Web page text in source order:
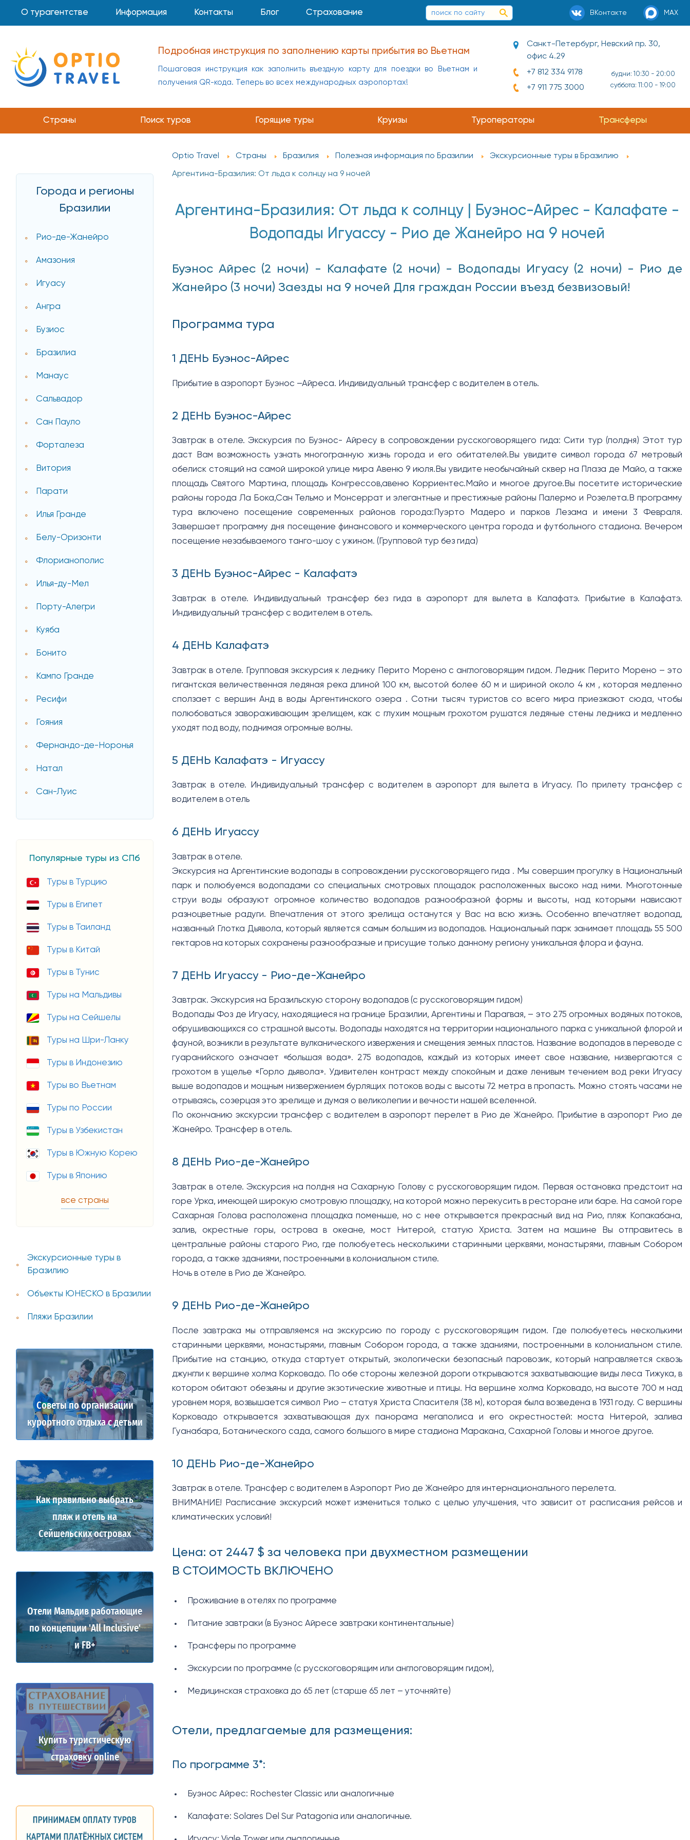
О турагентстве Информация Контакты Блог Страхование ВКонтакте MAX
Подробная инструкция по заполнению карты прибытия во Вьетнам
Пошаговая инструкция как заполнить въездную карту для поездки во Вьетнам и
получения QR-кода. Теперь во всех международных аэропортах!
Санкт-Петербург, Невский пр. 30,
офис 4.29
+7 812 334 9178
+7 911 775 3000
будни: 10:30 - 20:00
суббота: 11:00 - 19:00
Страны Поиск туров Горящие туры Круизы Туроператоры Трансферы
Города и регионы
Бразилии
Рио-де-Жанейро
Амазония
Игуасу
Ангра
Бузиос
Бразилиа
Манаус
Сальвадор
Сан Пауло
Форталеза
Витория
Парати
Илья Гранде
Белу-Оризонти
Флорианополис
Илья-ду-Мел
Порту-Алегри
Куяба
Бонито
Кампо Гранде
Ресифи
Гояния
Фернандо-де-Норонья
Натал
Сан-Луис
Популярные туры из СПб
Туры в Турцию
Туры в Египет
Туры в Таиланд
Туры в Китай
Туры в Тунис
Туры на Мальдивы
Туры на Сейшелы
Туры на Шри-Ланку
Туры в Индонезию
Туры во Вьетнам
Туры по России
Туры в Узбекистан
Туры в Южную Корею
Туры в Японию
все страны
Экскурсионные туры в
Бразилию
Объекты ЮНЕСКО в Бразилии
Пляжи Бразилии
Советы по организации
курортного отдыха с детьми
Как правильно выбрать
пляж и отель на
Сейшельских островах
Отели Мальдив работающие
по концепции 'All Inclusive'
и FB+
Купить туристическую
страховку online
Optio Travel Страны Бразилия Полезная информация по Бразилии Экскурсионные туры в Бразилию
Аргентина-Бразилия: От льда к солнцу на 9 ночей
Аргентина-Бразилия: От льда к солнцу | Буэнос-Айрес - Калафате -
Водопады Игуассу - Рио де Жанейро на 9 ночей
Буэнос Айрес (2 ночи) - Калафате (2 ночи) - Водопады Игуасу (2 ночи) - Рио де
Жанейро (3 ночи) Заезды на 9 ночей Для граждан России въезд безвизовый!
Программа тура
1 ДЕНЬ Буэнос-Айрес
Прибытие в аэропорт Буэнос –Айреса. Индивидуальный трансфер с водителем в отель.
2 ДЕНЬ Буэнос-Айрес
Завтрак в отеле. Экскурсия по Буэнос- Айресу в сопровождении русскоговорящего гида: Сити тур (полдня) Этот тур
даст Вам возможность узнать многогранную жизнь города и его обитателей.Вы увидите символ города 67 метровый
обелиск стоящий на самой широкой улице мира Авеню 9 июля.Вы увидите необычайный сквер на Плаза де Майо, а также
площадь Святого Мартина, площадь Конгрессов,авеню Корриентес.Майо и многое другое.Вы посетите исторические
районы города Ла Бока,Сан Тельмо и Монсеррат и элегантные и престижные районы Палермо и Розелета.В программу
тура включено посещение современных районов города:Пуэрто Мадеро и парков Лезама и имени 3 Февраля.
Завершает программу дня посещение финансового и коммерческого центра города и футбольного стадиона. Вечером
посещение незабываемого танго-шоу с ужином. (Групповой тур без гида)
3 ДЕНЬ Буэнос-Айрес - Калафатэ
Завтрак в отеле. Индивидуальный трансфер без гида в аэропорт для вылета в Калафатэ. Прибытие в Калафатэ.
Индивидуальный трансфер с водителем в отель.
4 ДЕНЬ Калафатэ
Завтрак в отеле. Групповая экскурсия к леднику Перито Морено с англоговорящим гидом. Ледник Перито Морено – это
гигантская величественная ледяная река длиной 100 км, высотой более 60 м и шириной около 4 км , которая медленно
сползает с вершин Анд в воды Аргентинского озера . Сотни тысяч туристов со всего мира приезжают сюда, чтобы
полюбоваться завораживающим зрелищем, как с глухим мощным грохотом рушатся ледяные стены ледника и медленно
уходят под воду, поднимая огромные волны.
5 ДЕНЬ Калафатэ - Игуассу
Завтрак в отеле. Индивидуальный трансфер с водителем в аэропорт для вылета в Игуасу. По прилету трансфер с
водителем в отель
6 ДЕНЬ Игуассу
Завтрак в отеле.
Экскурсия на Аргентинские водопады в сопровождении русскоговорящего гида . Мы совершим прогулку в Национальный
парк и полюбуемся водопадами со специальных смотровых площадок расположенных высоко над ними. Многотонные
струи воды образуют огромное количество водопадов разнообразной формы и высоты, над которыми нависают
разноцветные радуги. Впечатления от этого зрелища останутся у Вас на всю жизнь. Особенно впечатляет водопад,
названный Глотка Дьявола, который является самым большим из водопадов. Национальный парк занимает площадь 55 500
гектаров на которых сохранены разнообразные и присущие только данному региону уникальная флора и фауна.
7 ДЕНЬ Игуассу - Рио-де-Жанейро
Завтрак. Экскурсия на Бразильскую сторону водопадов (с русскоговорящим гидом)
Водопады Фоз де Игуасу, находящиеся на границе Бразилии, Аргентины и Парагвая, – это 275 огромных водяных потоков,
обрушивающихся со страшной высоты. Водопады находятся на территории национального парка с уникальной флорой и
фауной, возникли в результате вулканического извержения и смещения земных пластов. Название водопадов в переводе с
гуаранийского означает «большая вода». 275 водопадов, каждый из которых имеет свое название, низвергаются с
грохотом в ущелье «Горло дьявола». Удивителен контраст между спокойным и даже ленивым течением вод реки Игуасу
выше водопадов и мощным низвержением бурлящих потоков воды с высоты 72 метра в пропасть. Можно стоять часами не
отрываясь, созерцая это зрелище и думая о великолепии и вечности нашей вселенной.
По окончанию экскурсии трансфер с водителем в аэропорт перелет в Рио де Жанейро. Прибытие в аэропорт Рио де
Жанейро. Трансфер в отель.
8 ДЕНЬ Рио-де-Жанейро
Завтрак в отеле. Экскурсия на полдня на Сахарную Голову с русскоговорящим гидом. Первая остановка предстоит на
горе Урка, имеющей широкую смотровую площадку, на которой можно перекусить в ресторане или баре. На самой горе
Сахарная Голова расположена площадка поменьше, но с нее открывается прекрасный вид на Рио, пляж Копакабана,
залив, окрестные горы, острова в океане, мост Нитерой, статую Христа. Затем на машине Вы отправитесь в
центральные районы старого Рио, где полюбуетесь несколькими старинными церквями, монастырями, главным Собором
города, а также зданиями, построенными в колониальном стиле.
​Ночь в отеле в Рио де Жанейро.
9 ДЕНЬ Рио-де-Жанейро
После завтрака мы отправляемся на экскурсию по городу с русскоговорящим гидом. Где полюбуетесь несколькими
старинными церквями, монастырями, главным Собором города, а также зданиями, построенными в колониальном стиле.
Прибытие на станцию, откуда стартует открытый, экологически безопасный паровозик, который направляется сквозь
джунгли к вершине холма Корковадо. По обе стороны железной дороги открываются захватывающие виды леса Тижука, в
котором обитают обезьяны и другие экзотические животные и птицы. На вершине холма Корковадо, на высоте 700 м над
уровнем моря, возвышается символ Рио – статуя Христа Спасителя (38 м), которая была возведена в 1931 году. С вершины
Корковадо открывается захватывающая дух панорама мегаполиса и его окрестностей: моста Нитерой, залива
Гуанабара, Ботанического сада, самого большого в мире стадиона Маракана, Сахарной Головы и многое другое.
10 ДЕНЬ Рио-де-Жанейро
Завтрак в отеле. Трансфер с водителем в Аэропорт Рио де Жанейро для интернационального перелета.
ВНИМАНИЕ! Расписание экскурсий может измениться только с целью улучшения, что зависит от расписания рейсов и
климатических условий!
Цена: от 2447 $ за человека при двухместном размещении
​В СТОИМОСТЬ ВКЛЮЧЕНО
Проживание в отелях по программе
Питание завтраки (в Буэнос Айресе завтраки континентальные)
Трансферы по программе
Экскурсии по программе (с русскоговорящим или англоговорящим гидом),
Медицинская страховка до 65 лет (старше 65 лет – уточняйте)
Отели, предлагаемые для размещения:
По программе 3*:
Буэнос Айрес: Rochester Classic или аналогичные
Калафате: Solares Del Sur Patagonia или аналогичные.